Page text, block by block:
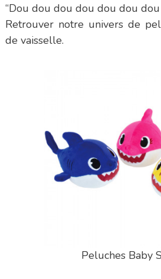
“Dou dou dou dou dou dou dou
Retrouver notre univers de
de vaisselle.
Peluches Baby